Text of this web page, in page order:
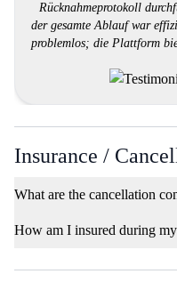
Rücknahmeprotokoll
der gesamte Ablauf war
problemlos; die Plattform
Motorrädern zu günstigen
Insurance /
What are the cancellation
How am I insured during